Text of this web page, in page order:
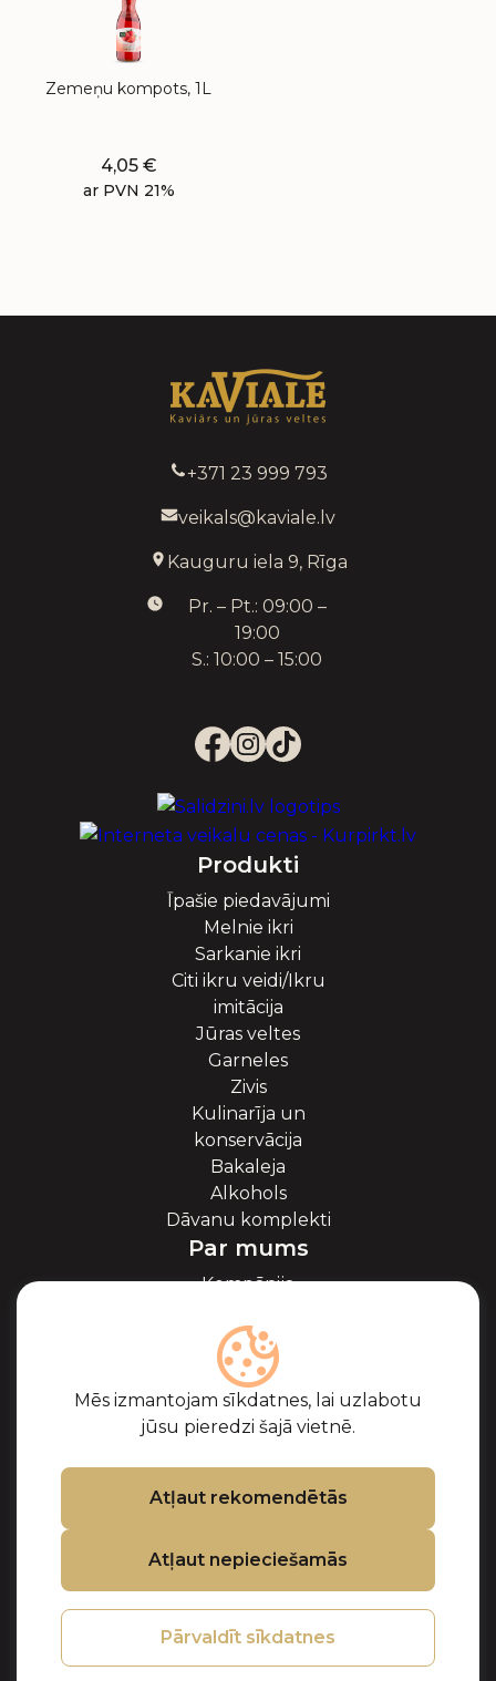
Zemeņu kompots, 1L
4,05 €
ar PVN 21%
Mēs izmantojam sīkdatnes, lai uzlabotu
jūsu pieredzi šajā vietnē.
Atļaut rekomendētās
Atļaut nepieciešamās
Pārvaldīt sīkdatnes
+371 23 999 793
veikals@kaviale.lv
Kauguru iela 9, Rīga
Pr. – Pt.: 09:00 –
19:00
S.: 10:00 – 15:00
Produkti
Īpašie piedavājumi
Melnie ikri
Sarkanie ikri
Citi ikru veidi/Ikru
imitācija
Jūras veltes
Garneles
Zivis
Kulinarīja un
konservācija
Bakaleja
Alkohols
Dāvanu komplekti
Par mums
Kompānija
Blogs
Sadarbība
Partneri
Sertifikāti
Biežāk uzdotie
jautājumi
Atbalsts
Pirkuma noteikumi
Privātuma politika
Sīkdatņu politika
Preču atgriešanas
un kompensācijas